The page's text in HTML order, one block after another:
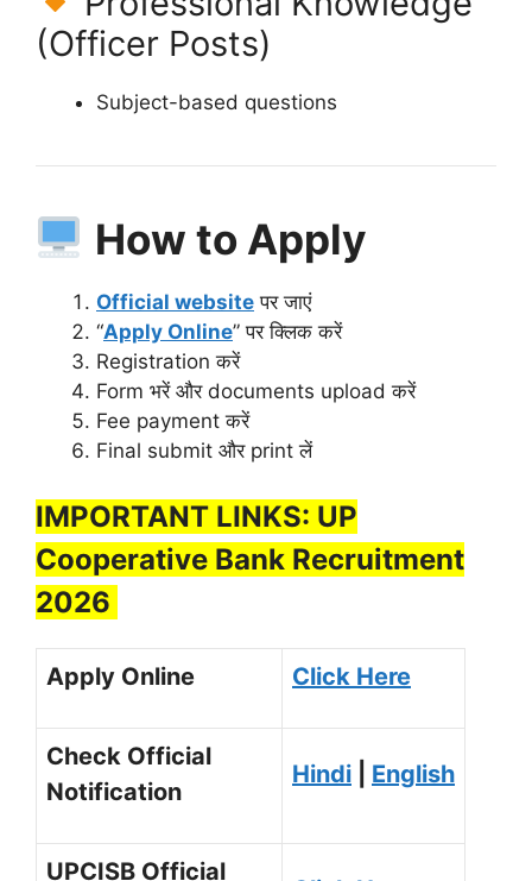
(Officer Posts)
Subject-based questions
How to Apply
Official website पर जाएं
“Apply Online” पर क्लिक करें
Registration करें
Form भरें और documents upload करें
Fee payment करें
Final submit और print लें
IMPORTANT LINKS: UP
Cooperative Bank Recruitment
2026
Apply Online Click Here
Check Official
Notification
Hindi English
UPCISB Official